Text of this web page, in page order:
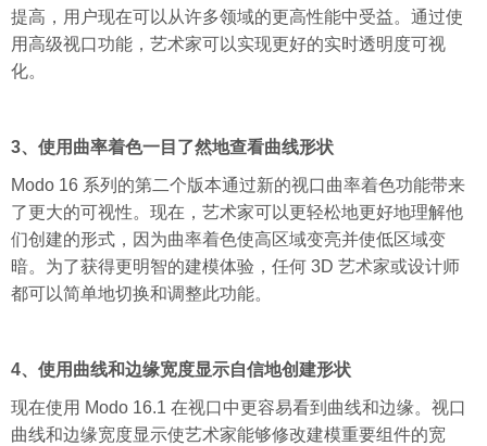
提高，用户现在可以从许多领域的更高性能中受益。通过使
用高级视口功能，艺术家可以实现更好的实时透明度可视
化。
3、使用曲率着色一目了然地查看曲线形状
Modo 16 系列的第二个版本通过新的视口曲率着色功能带来
了更大的可视性。现在，艺术家可以更轻松地更好地理解他
们创建的形式，因为曲率着色使高区域变亮并使低区域变
暗。为了获得更明智的建模体验，任何 3D 艺术家或设计师
都可以简单地切换和调整此功能。
4、使用曲线和边缘宽度显示自信地创建形状
现在使用 Modo 16.1 在视口中更容易看到曲线和边缘。视口
曲线和边缘宽度显示使艺术家能够修改建模重要组件的宽